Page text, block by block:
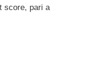
score, pari a